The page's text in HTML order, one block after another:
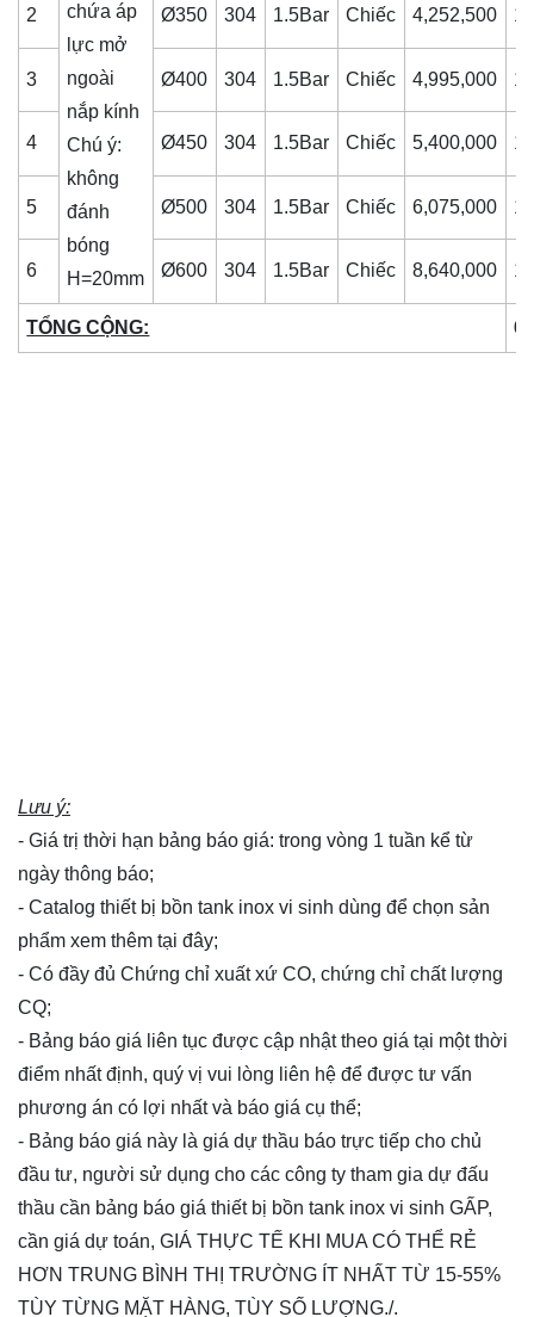
chứa áp
lực mở
ngoài
nắp kính
Chú ý:
không
đánh
bóng
H=20mm
2 Ø350 304 1.5Bar Chiếc 4,252,500 1
3 Ø400 304 1.5Bar Chiếc 4,995,000 1
4 Ø450 304 1.5Bar Chiếc 5,400,000 1
5 Ø500 304 1.5Bar Chiếc 6,075,000 1
6 Ø600 304 1.5Bar Chiếc 8,640,000 1
TỔNG CỘNG: 6
Lưu ý:
- Giá trị thời hạn bảng báo giá: trong vòng 1 tuần kể từ
ngày thông báo;
- Catalog thiết bị bồn tank inox vi sinh dùng để chọn sản
phẩm xem thêm tại đây;
- Có đầy đủ Chứng chỉ xuất xứ CO, chứng chỉ chất lượng
CQ;
- Bảng báo giá liên tục được cập nhật theo giá tại một thời
điểm nhất định, quý vị vui lòng liên hệ để được tư vấn
phương án có lợi nhất và báo giá cụ thể;
- Bảng báo giá này là giá dự thầu báo trực tiếp cho chủ
đầu tư, người sử dụng cho các công ty tham gia dự đấu
thầu cần bảng báo giá thiết bị bồn tank inox vi sinh GẤP,
cần giá dự toán, GIÁ THỰC TẾ KHI MUA CÓ THỂ RẺ
HƠN TRUNG BÌNH THỊ TRƯỜNG ÍT NHẤT TỪ 15-55%
TÙY TỪNG MẶT HÀNG, TÙY SỐ LƯỢNG./.